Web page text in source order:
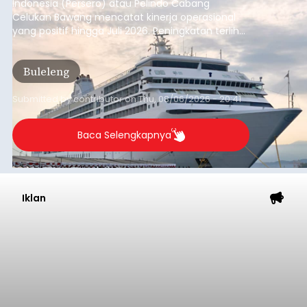
Indonesia (Persero) atau Pelindo Cabang
Celukan Bawang mencatat kinerja operasional
yang positif hingga Juli 2026. Peningkatan terlihat
dari arus kapal yang mencapai 1,48 juta Gross
Tonnage (GT), atau tumbuh 12,4 persen
dibandingkan periode yang sama tahun lalu
yang tercatat sebesar 1,32 juta GT.
Buleleng
Submitted bycontributoronThu, 08/06/2026 - 20:41
Baca Selengkapnya
Iklan